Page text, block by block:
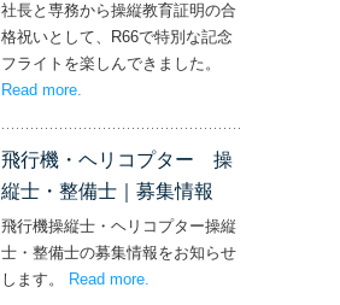
社長と専務から操縦教育証明の合
格祝いとして、R66で特別な記念
フライトを楽しんできました。
Read more– ‘社長と専務からの嬉しいプレゼン
.
飛行機・ヘリコプター 操
縦士・整備士｜募集情報
飛行機操縦士・ヘリコプター操縦
士・整備士の募集情報をお知らせ
します。
Read more– ‘飛行機・ヘリコプター
.